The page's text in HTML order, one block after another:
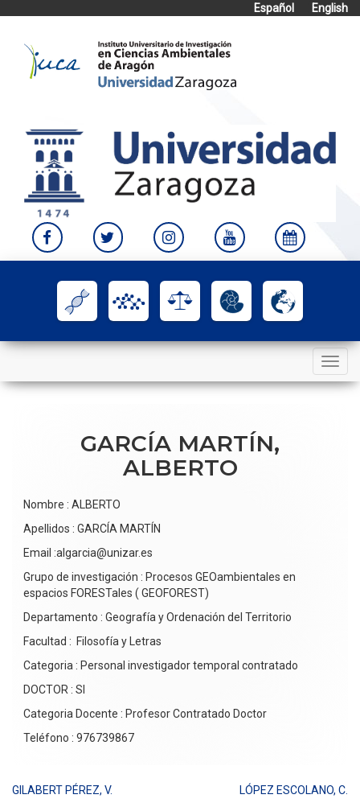
Español
English
content
Toggle
navigation
GARCÍA MARTÍN,
ALBERTO
Nombre : ALBERTO
Apellidos : GARCÍA MARTÍN
Email :algarcia@unizar.es
Grupo de investigación : Procesos GEOambientales en
espacios FORESTales ( GEOFOREST)
Departamento : Geografía y Ordenación del Territorio
Facultad : Filosofía y Letras
Categoria : Personal investigador temporal contratado
DOCTOR : SI
Categoria Docente : Profesor Contratado Doctor
Teléfono : 976739867
GILABERT PÉREZ, V. LÓPEZ ESCOLANO, C.